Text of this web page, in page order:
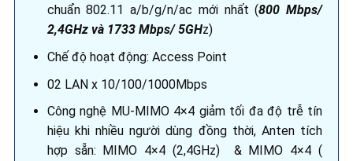
chuẩn 802.11 a/b/g/n/ac mới nhất (800 Mbps/
2,4GHz và 1733 Mbps/ 5GHz)
Chế độ hoạt động: Access Point
02 LAN x 10/100/1000Mbps
Công nghệ MU-MIMO 4×4 giảm tối đa độ trễ tín
hiệu khi nhiều người dùng đồng thời, Anten tích
hợp sẵn: MIMO 4×4 (2,4GHz) & MIMO 4×4 (